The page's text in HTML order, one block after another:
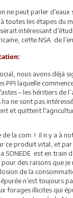
ne peut parler d’eaux
toutes les étapes du
intéressant
cette NSA de
nous avons déjà
PPI laquelle
– les héritiers de
ne sont pas
et quittent
la com. ! il n y a à
ce produit vital, et
SONEDE est en train
des raisons que je
de la
n’est toujours
forages illicites qui